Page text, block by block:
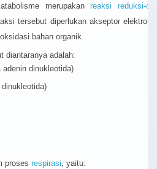
merupakanreaksi
reduksi-
tersebut diperlukan akseptor elektron
bahan organik.
diantaranya adalah:
adenin dinukleotida)
proses respirasi, yaitu: